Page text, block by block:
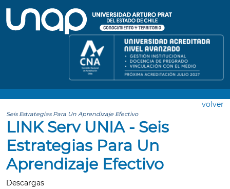
volver
Seis Estrategias Para Un Aprendizaje Efectivo
LINK Serv UNIA - Seis
Estrategias Para Un
Aprendizaje Efectivo
Descargas